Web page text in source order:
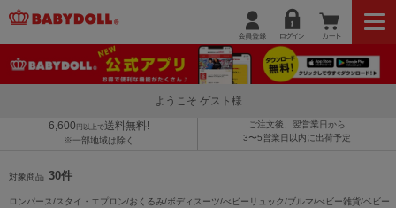
ようこそ ゲスト様
6,600 円以上で送料無料!
※一部地域は除く
ご注文後、翌営業日から
3〜5営業日以内に出荷予定
対象商品 30件
ロンパース/スタイ・エプロン/おくるみ/ボディスーツ/べビーリュック/ブルマ/べビー雑貨/ベビー